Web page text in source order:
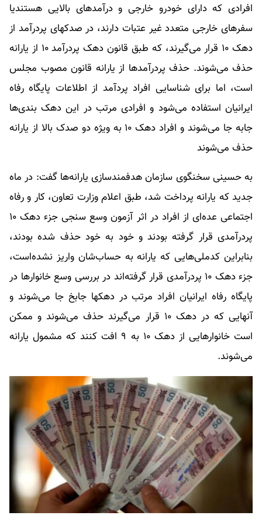
افرادی که دارای خودرو خارجی و درآمدهای بالایی هستندیا
سفرهای خارجی متعدد غیر عتبات دارند،‌ در صدکهای پردرآمد از
دهک ۱۰ قرار می‌گیرند، که طبق قانون دهک پردرآمد ۱۰ از یارانه
حذف می‌شوند. حذف پردرآمدها از یارانه قانون مصوب مجلس
است،‌ اما برای شناسایی افراد پردآمد از اطلاعات پایگاه رفاه
ایرانیان استفاده می‌شود و افرادی مرتب در این دهک بندی‌ها
جابه جا می‌شوند و افراد دهک ۱۰ به ویژه دو صدک بالا از یارانه
حذف می‌شوند
به حسینی سخنگوی سازمان هدفمندسازی یارانه‌ها گفت: در ماه
جدید که یارانه پرداخت شد، طبق اعلام وزارت تعاون، کار و رفاه
اجتماعی عده‌ای از افراد در اثر آزمون وسع سنجی جزء دهک ۱۰
پردرآمدی قرار گرفته بودند و خود به خود حذف شده بودند،
بنابراین کدملی‌هایی که یارانه به حساب‌شان واریز نشده‌است،
جزء دهک ۱۰ پردرآمدی قرار گرفته‌اند در بررسی وسع خانوارها در
پایگاه رفاه ایرانیان افراد مرتب در دهکها جابخ جا می‌شوند و
آنهایی که در دهک ۱۰ قرار می‌گیرند حذف می‌شوند و ممکن
است خانوارهایی از دهک ۱۰ به ۹ افت کنند که مشمول یارانه
می‌شوند.